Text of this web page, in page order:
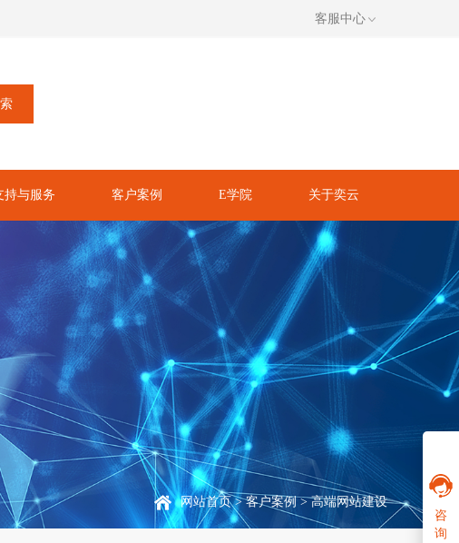
客服中心
持与服务 客户案例 E学院 关于奕云
网站首页>客户案例> 高端网站建设
咨
询